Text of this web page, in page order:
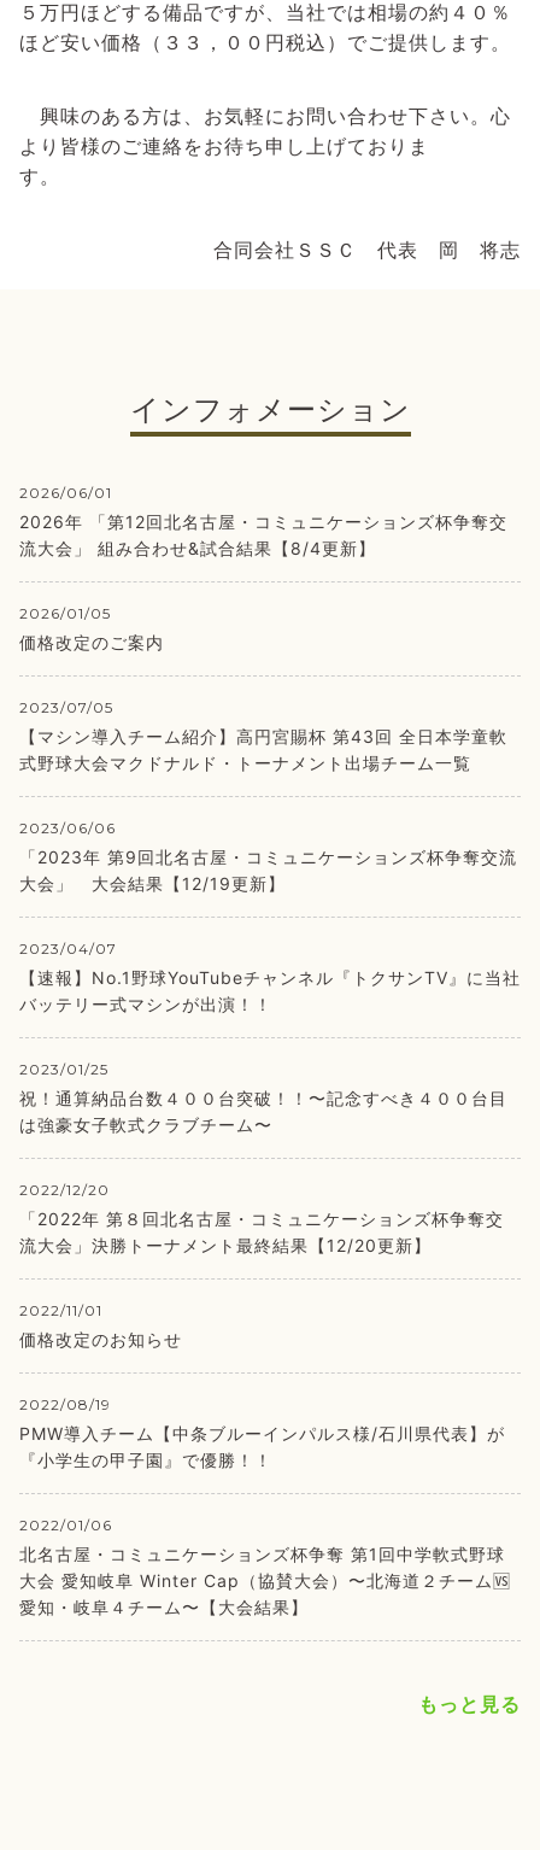
５万円ほどする備品ですが、当社では相場の約４０％
ほど安い価格（３３，００円税込）でご提供します。
興味のある方は、お気軽にお問い合わせ下さい。心
より皆様のご連絡をお待ち申し上げておりま
す。
合同会社ＳＳＣ 代表 岡 将志
インフォメーション
2026/06/01
2026年 「第12回北名古屋・コミュニケーションズ杯争奪交
流大会」 組み合わせ&試合結果【8/4更新】
2026/01/05
価格改定のご案内
2023/07/05
【マシン導入チーム紹介】高円宮賜杯 第43回 全日本学童軟
式野球大会マクドナルド・トーナメント出場チーム一覧
2023/06/06
「2023年 第9回北名古屋・コミュニケーションズ杯争奪交流
大会」 大会結果【12/19更新】
2023/04/07
【速報】No.1野球YouTubeチャンネル『トクサンTV』に当社
バッテリー式マシンが出演！！
2023/01/25
祝！通算納品台数４００台突破！！〜記念すべき４００台目
は強豪女子軟式クラブチーム〜
2022/12/20
「2022年 第８回北名古屋・コミュニケーションズ杯争奪交
流大会」決勝トーナメント最終結果【12/20更新】
2022/11/01
価格改定のお知らせ
2022/08/19
PMW導入チーム【中条ブルーインパルス様/石川県代表】が
『小学生の甲子園』で優勝！！
2022/01/06
北名古屋・コミュニケーションズ杯争奪 第1回中学軟式野球
大会 愛知岐阜 Winter Cap（協賛大会）〜北海道２チーム🆚
愛知・岐阜４チーム〜【大会結果】
もっと見る